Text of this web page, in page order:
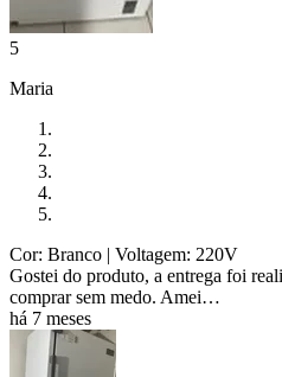
5
Maria
Cor: Branco | Voltagem: 220V
Gostei do produto, a entrega foi
comprar sem medo. Amei…
há 7 meses